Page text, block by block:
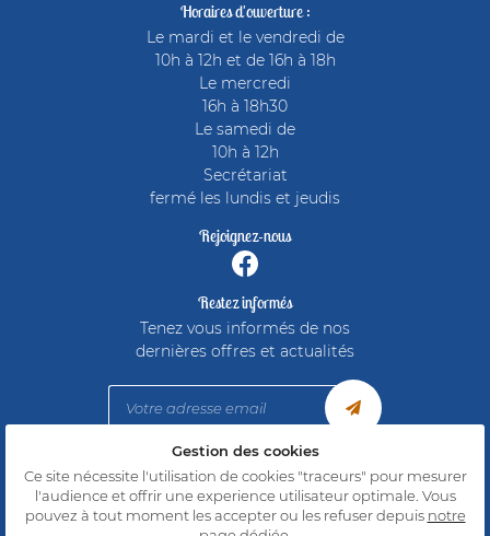
Horaires d'ouverture :
Le mardi et le vendredi de
10h à 12h et de 16h à 18h
Le mercredi
16h à 18h30
Le samedi de
10h à 12h
Secrétariat
fermé les lundis et jeudis
Rejoignez-nous
Restez informés
Tenez vous informés de nos
dernières offres et actualités
Mentions Légales
Conditions générales d'utilisation
Politique de confidentialité
Gestion des cookies
Ce site nécessite l'utilisation de cookies "traceurs" pour mesurer
l'audience et offrir une experience utilisateur optimale. Vous
pouvez à tout moment les accepter ou les refuser depuis notre